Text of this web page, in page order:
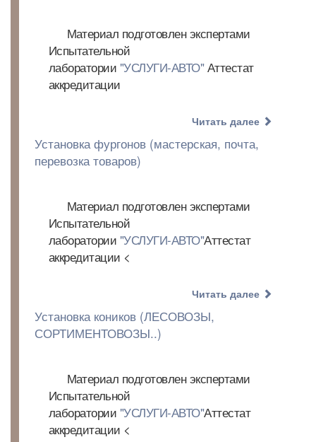
Материал подготовлен экспертами
Испытательной
лаборатории "УСЛУГИ-АВТО"Аттестат
аккредитации
Читать далее
Установка фургонов (мастерская, почта,
перевозка товаров)
Материал подготовлен экспертами
Испытательной
лаборатории "УСЛУГИ-АВТО"Аттестат
аккредитации <
Читать далее
Установка коников (ЛЕСОВОЗЫ,
СОРТИМЕНТОВОЗЫ..)
Материал подготовлен экспертами
Испытательной
лаборатории "УСЛУГИ-АВТО"Аттестат
аккредитации <